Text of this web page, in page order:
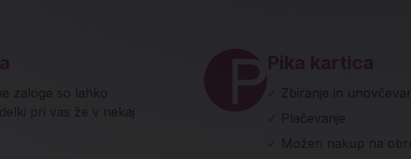
zaloge so lahko
pri vas že v nekaj
Pika kartica
Zbiranje in
✓
Plačevanje
✓
Možen nakup na